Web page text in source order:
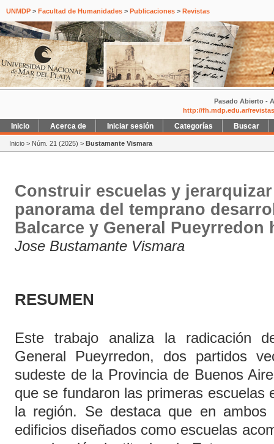
UNMDP > Facultad de Humanidades > Publicaciones > Revistas
Pasado Abierto -
http://fh.mdp.edu.ar/
Inicio Acerca de Iniciar sesión Categorías Buscar
Inicio > Núm. 21 (2025) > Bustamante Vismara
Construir escuelas y
panorama del temprano
Balcarce y General Pueyrredon
Jose Bustamante Vismara
RESUMEN
Este trabajo analiza la radicación
General Pueyrredon, dos partidos
sudeste de la Provincia de Buenos
que se fundaron las primeras escuelas
la región. Se destaca que en
edificios diseñados como escuelas